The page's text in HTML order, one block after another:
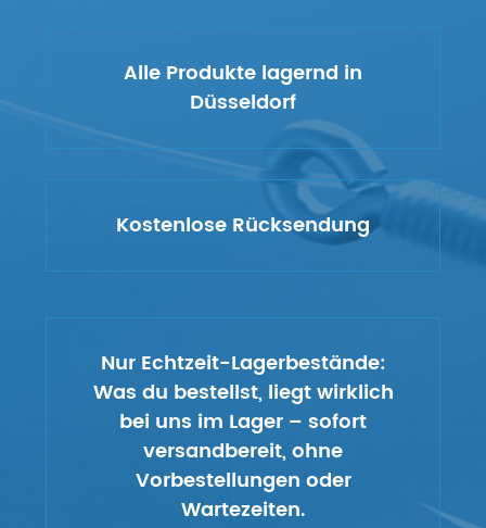
Alle Produkte lagernd in
Düsseldorf
Kostenlose Rücksendung
Nur Echtzeit-Lagerbestände:
Was du bestellst, liegt wirklich
bei uns im Lager – sofort
versandbereit, ohne
Vorbestellungen oder
Wartezeiten.